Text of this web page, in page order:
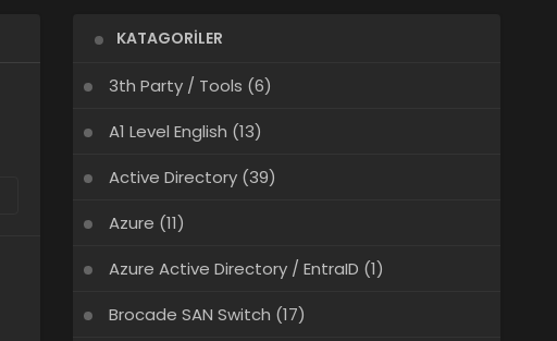
KATAGORILER
3th Party / Tools (6)
A1 Level English (13)
Active Directory(39)
Azure (11)
Azure Active Directory / EntraID (1)
Brocade SAN Switch (17)